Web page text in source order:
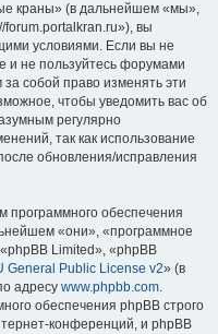
краны» (в дальнейшем «мы»,
вы
условиями. Если вы не
и не пользуйтесь форумами
собой право изменять эти
чтобы уведомить вас об
регулярно
так как использование
обновления/исправления
обеспечения
«они», «программное
Limited», «phpBB
General Public License v2» (в
адресу www.phpbb.com.
обеспечения phpBB строго
конференций, и phpBB